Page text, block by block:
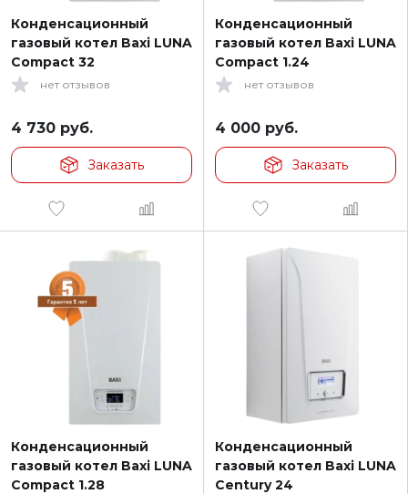
Конденсационный
газовый котел Baxi LUNA
Compact 32
нет отзывов
4 730 руб.
Заказать
Конденсационный
газовый котел Baxi LUNA
Compact 1.24
нет отзывов
4 000 руб.
Заказать
Конденсационный
газовый котел Baxi LUNA
Compact 1.28
Конденсационный
газовый котел Baxi LUNA
Century 24